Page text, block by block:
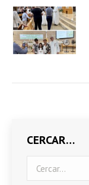
CERCAR…